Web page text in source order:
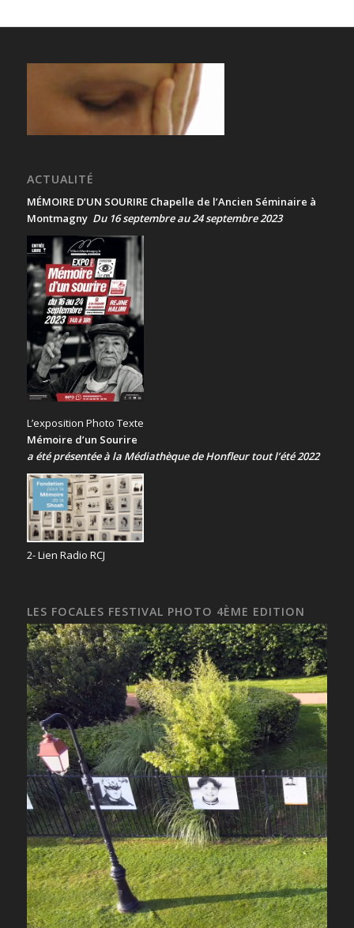
ACTUALITÉ
MÉMOIRE D’UN SOURIRE Chapelle de l’Ancien Séminaire à
Montmagny Du 16 septembre au 24 septembre 2023
L’exposition Photo Texte
Mémoire d’un Sourire
a été présentéeà la Médiathèque de Honfleur tout l’été 2022
2- Lien Radio RCJ
LES FOCALES FESTIVAL PHOTO 4ÈME EDITION